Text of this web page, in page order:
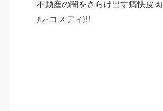
不動産の闇をさらけ出す痛快皮
ル･コメディ)!!